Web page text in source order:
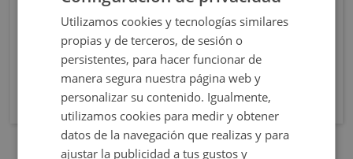
FiltrosUtilizamos cookies y tecnologías similares
propias y de terceros, de sesión o
persistentes, para hacer funcionar de
manera segura nuestra página web y
personalizar su contenido. Igualmente,
utilizamos cookies para medir y obtener
datos de la navegación que realizas y para
ajustar la publicidad a tus gustos y